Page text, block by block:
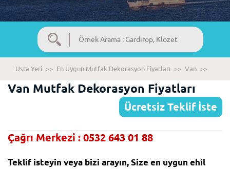
Usta Yeri >> En Uygun Mutfak Dekorasyon Fiyatları >> Van >>
Van Mutfak Dekorasyon Fiyatları
Ücretsiz Teklif İste
Çağrı Merkezi : 0532 643 01 88
Teklif isteyin veya bizi arayın, Size en uygun ehil